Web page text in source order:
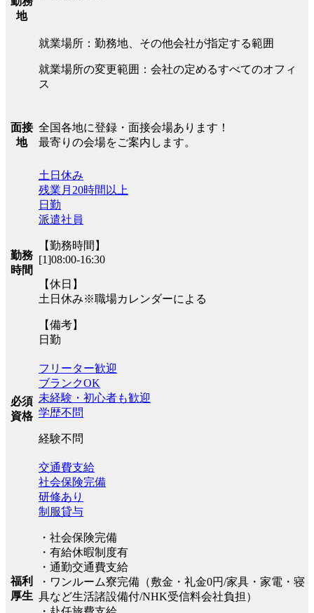
地
就業場所：勤務地、その他会社が指定する範囲
就業場所の変更範囲：会社の定めるすべてのオフィ
ス
面接
地
全国各地に登録・面接会場あります！
最寄りの会場をご案内します。
勤務
時間
土日休み
残業月20時間以上
日勤
派遣社員
【勤務時間】
[1]08:00-16:30
【休日】
土日休み※職場カレンダーによる
【備考】
日勤
必須
資格
フリーター歓迎
ブランクOK
未経験・初心者も歓迎
学歴不問
経験不問
福利
厚生
交通費支給
社会保険完備
研修あり
制服貸与
・社会保険完備
・有給休暇制度有
・通勤交通費支給
・ワンルーム寮完備（敷金・礼金0円/家具・家電・寝
具など生活諸設備付/NHK受信料会社負担）